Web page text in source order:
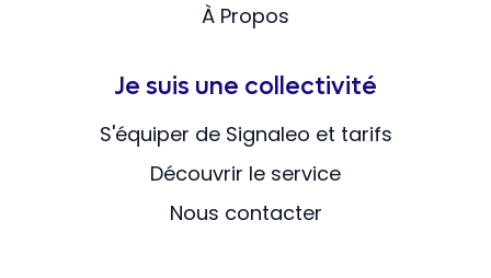
À Propos
Je suis une collectivité
S'équiper de Signaleo et tarifs
Découvrir le service
Nous contacter